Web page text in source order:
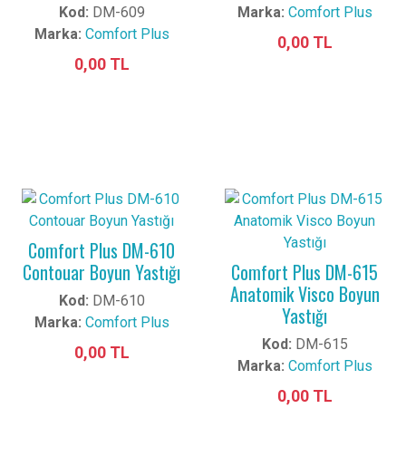
Kod: DM-609
Marka: Comfort Plus
0,00 TL
Marka: Comfort Plus
0,00 TL
Comfort Plus DM-610
Contouar Boyun Yastığı
Kod: DM-610
Marka: Comfort Plus
0,00 TL
Comfort Plus DM-615
Anatomik Visco Boyun
Yastığı
Kod: DM-615
Marka: Comfort Plus
0,00 TL